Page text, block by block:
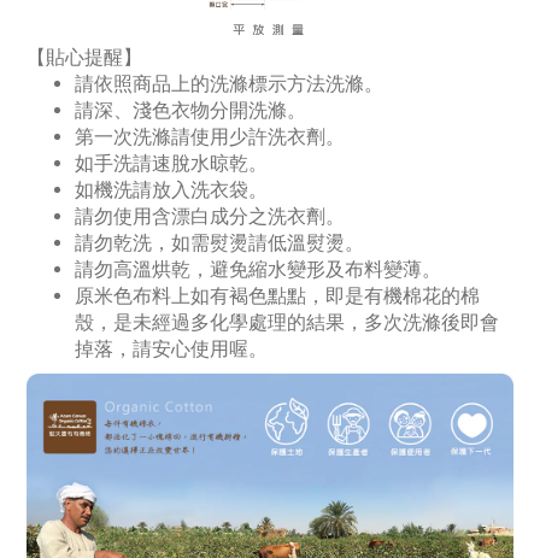
【貼心提醒】
請依照商品上的洗滌標示方法洗滌。
請深、淺色衣物分開洗滌。
第一次洗滌請使用少許洗衣劑。
如手洗請速脫水晾乾。
如機洗請放入洗衣袋。
請勿使用含漂白成分之洗衣劑。
請勿乾洗，如需熨燙請低溫熨燙。
請勿高溫烘乾，避免縮水變形及布料變薄。
原米色布料上如有褐色點點，即是有機棉花的棉
殼，是未經過多化學處理的結果，多次洗滌後即會
掉落，請安心使用喔。